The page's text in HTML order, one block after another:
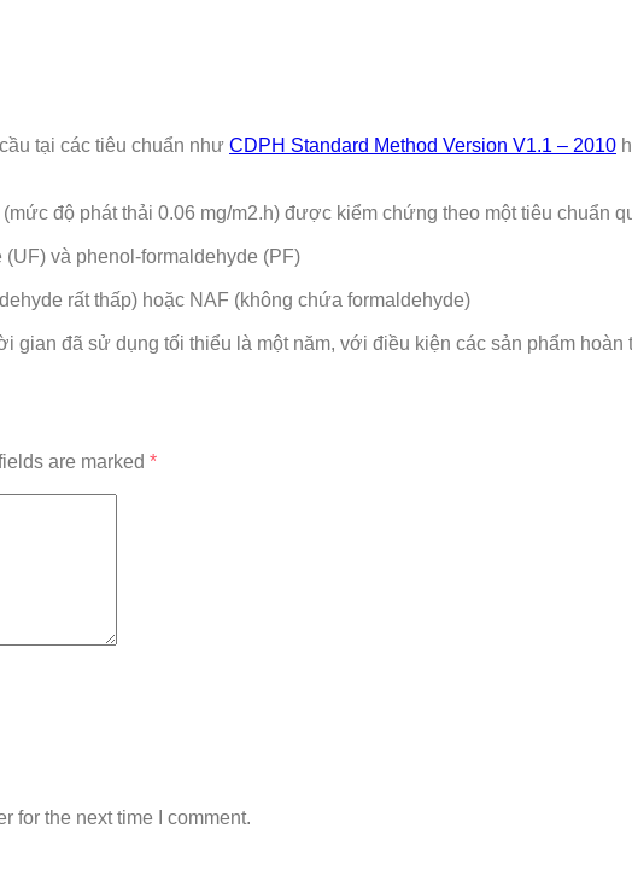
tại các tiêu chuẩn như CDPH Standard Method Version V1.1 – 2010
độ phát thải 0.06 mg/m2.h) được kiểm chứng theo một tiêu chuẩn
và phenol-formaldehyde (PF)
rất thấp) hoặc NAF (không chứa formaldehyde)
đã sử dụng tối thiểu là một năm, với điều kiện các sản phẩm
are marked *
for the next time I comment.